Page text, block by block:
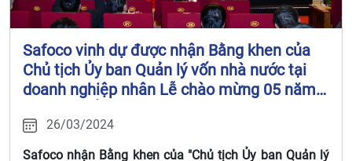
Safoco vinh dự được nhận Bằng khen của
Chủ tịch Ủy ban Quản lý vốn nhà nước tại
doanh nghiệp nhân Lễ chào mừng 05 năm
doanh nghiệp (29/9/2018 – 29/9/2023)
26/03/2024
Safoco nhận Bằng khen của "Chủ tịch Ủy ban Quản lý